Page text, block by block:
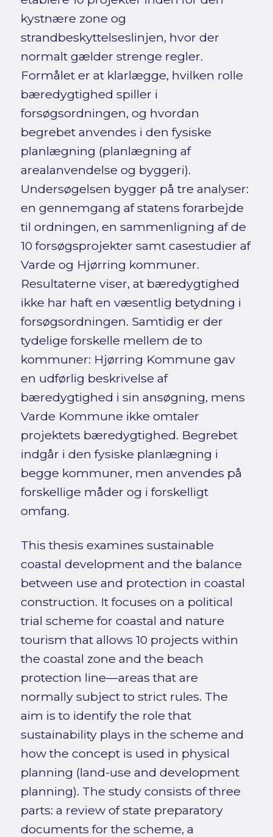
kystnære zone og
strandbeskyttelseslinjen, hvor der
normalt gælder strenge regler.
Formålet er at klarlægge, hvilken rolle
bæredygtighed spiller i
forsøgsordningen, og hvordan
begrebet anvendes i den fysiske
planlægning (planlægning af
arealanvendelse og byggeri).
Undersøgelsen bygger på tre analyser:
en gennemgang af statens forarbejde
til ordningen, en sammenligning af de
10 forsøgsprojekter samt casestudier af
Varde og Hjørring kommuner.
Resultaterne viser, at bæredygtighed
ikke har haft en væsentlig betydning i
forsøgsordningen. Samtidig er der
tydelige forskelle mellem de to
kommuner: Hjørring Kommune gav
en udførlig beskrivelse af
bæredygtighed i sin ansøgning, mens
Varde Kommune ikke omtaler
projektets bæredygtighed. Begrebet
indgår i den fysiske planlægning i
begge kommuner, men anvendes på
forskellige måder og i forskelligt
omfang.
This thesis examines sustainable
coastal development and the balance
between use and protection in coastal
construction. It focuses on a political
trial scheme for coastal and nature
tourism that allows 10 projects within
the coastal zone and the beach
protection line—areas that are
normally subject to strict rules. The
aim is to identify the role that
sustainability plays in the scheme and
how the concept is used in physical
planning (land-use and development
planning). The study consists of three
parts: a review of state preparatory
documents for the scheme, a